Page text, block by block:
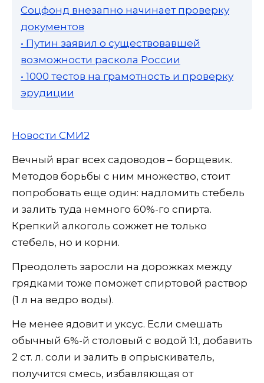
Соцфонд внезапно начинает проверку
документов
• Путин заявил о существовавшей
возможности раскола России
• 1000 тестов на грамотность и проверку
эрудиции
Новости СМИ2
Вечный враг всех садоводов – борщевик.
Методов борьбы с ним множество, стоит
попробовать еще один: надломить стебель
и залить туда немного 60%-го спирта.
Крепкий алкоголь сожжет не только
стебель, но и корни.
Преодолеть заросли на дорожках между
грядками тоже поможет спиртовой раствор
(1 л на ведро воды).
Не менее ядовит и уксус. Если смешать
обычный 6%-й столовый с водой 1:1, добавить
2 ст. л. соли и залить в опрыскиватель,
получится смесь, избавляющая от